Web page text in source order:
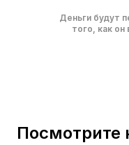
Деньги будут
того, как
Посмотрите